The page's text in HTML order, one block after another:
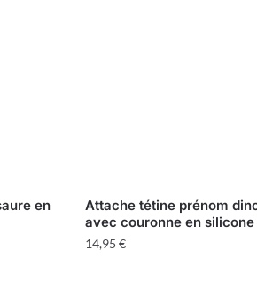
en
Attache tétine prénom
avec couronne en
14,95€